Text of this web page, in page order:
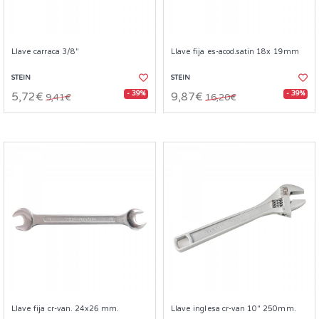
Llave carraca 3/8"
STEIN
5,72€ 9,41€ - 39%
Llave fija es-acod.satin 18x 19mm
STEIN
9,87€ 16,20€ - 39%
Llave fija cr-van. 24x26 mm. Llave inglesa cr-van 10" 250mm.